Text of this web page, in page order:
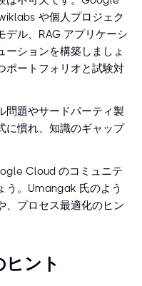
や個人プロジェク
デル、RAG アプリケーシ
ーションを構築しましょ
ポートフォリオと試験対
問題やサードパーティ製
に慣れ、知識のギャップ
Cloud のコミュニテ
う。Umangak 氏のよう
、プロセス最適化のヒン
ヒント